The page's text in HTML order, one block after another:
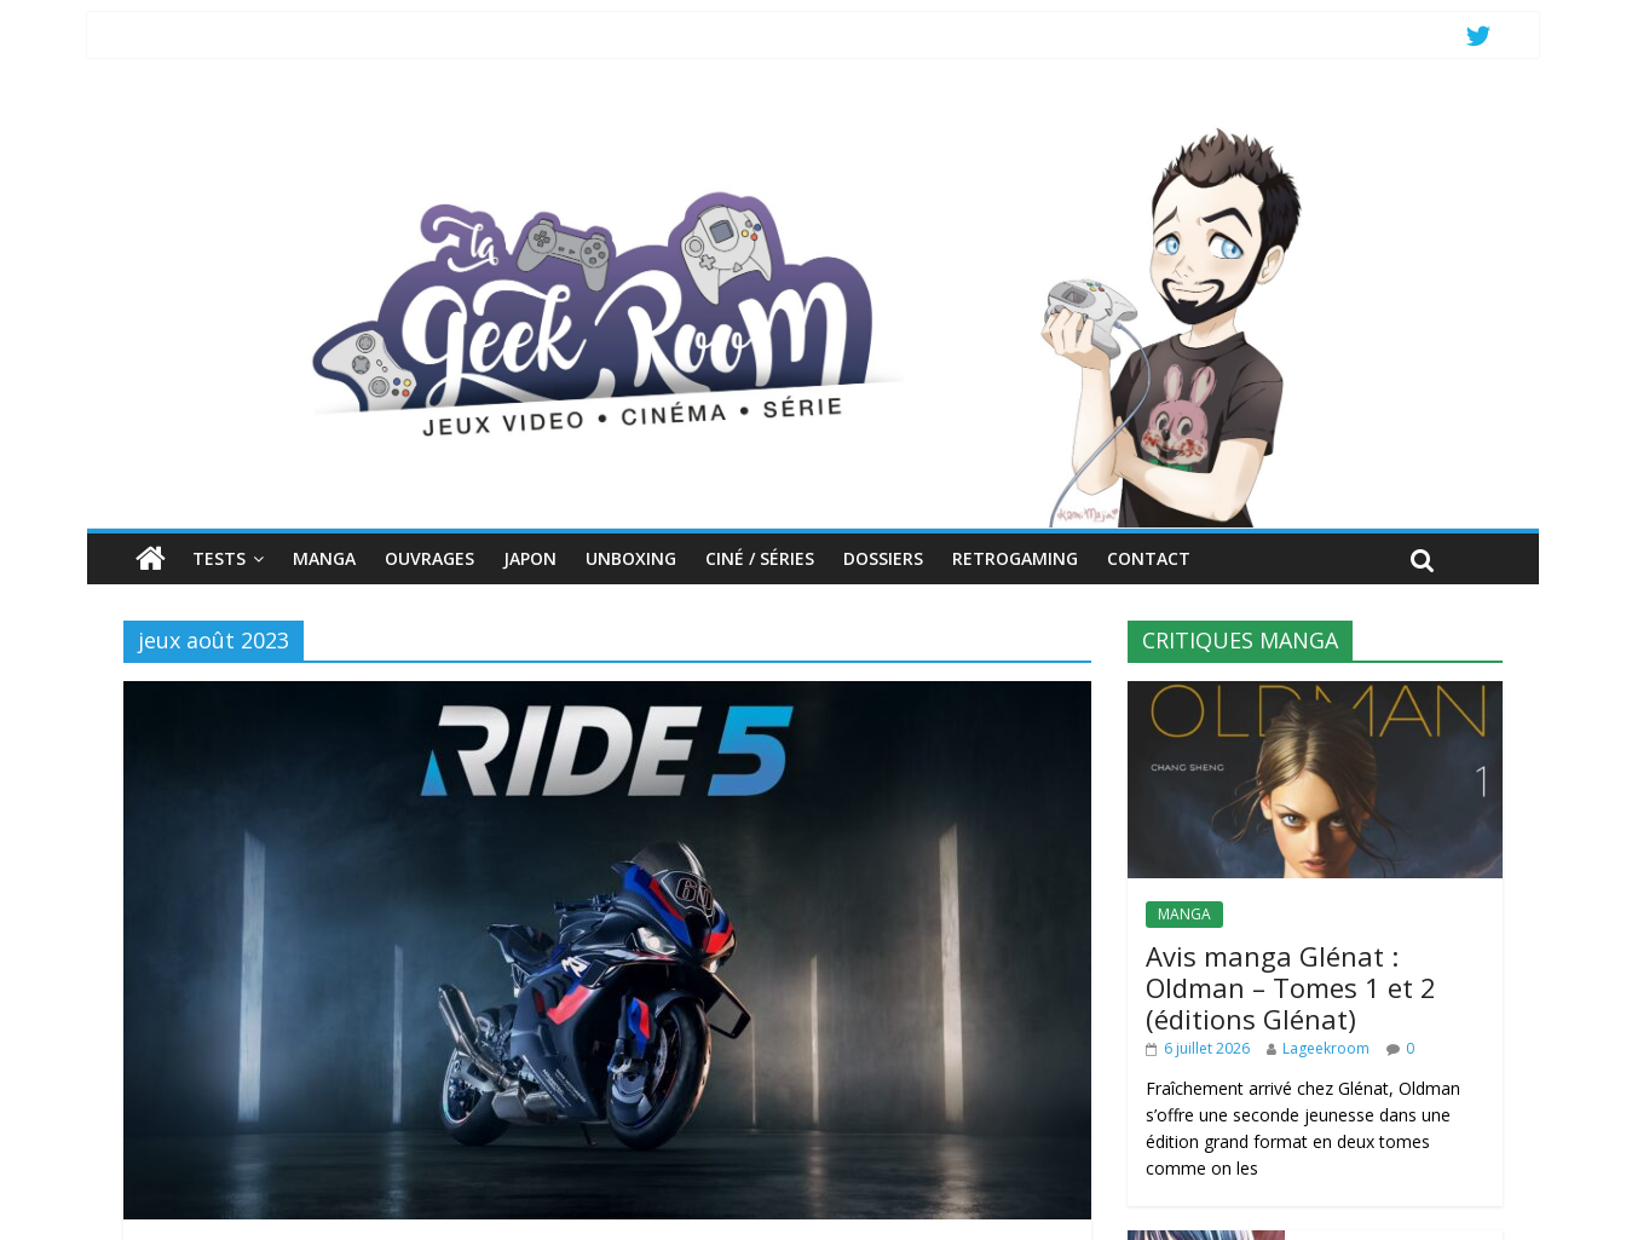
TESTS MANGA OUVRAGES JAPON UNBOXING CINÉ / SÉRIES DOSSIERS RETROGAMING CONTACT
jeux août 2023 CRITIQUES MANGA
MANGA
Avis manga Glénat :
Oldman – Tomes 1 et 2
(éditions Glénat)
6 juillet 2026 Lageekroom 0
Fraîchement arrivé chez Glénat, Oldman
s’offre une seconde jeunesse dans une
édition grand format en deux tomes
comme on les